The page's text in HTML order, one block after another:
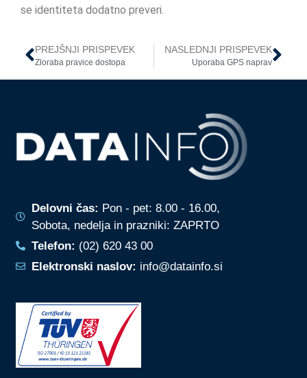
se identiteta dodatno preveri.
PREJŠNJI PRISPEVEK
Zloraba pravice dostopa
NASLEDNJI PRISPEVEK
Uporaba GPS naprav
Delovni čas: Pon - pet: 8.00 - 16.00,
Sobota, nedelja in prazniki: ZAPRTO
Telefon: (02) 620 43 00
Elektronski naslov: info@datainfo.si